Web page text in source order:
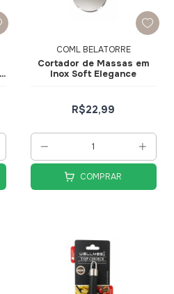
COML BELATORRE
Cortador de Massas em
Inox Soft Elegance
R$22,99
COMPRAR